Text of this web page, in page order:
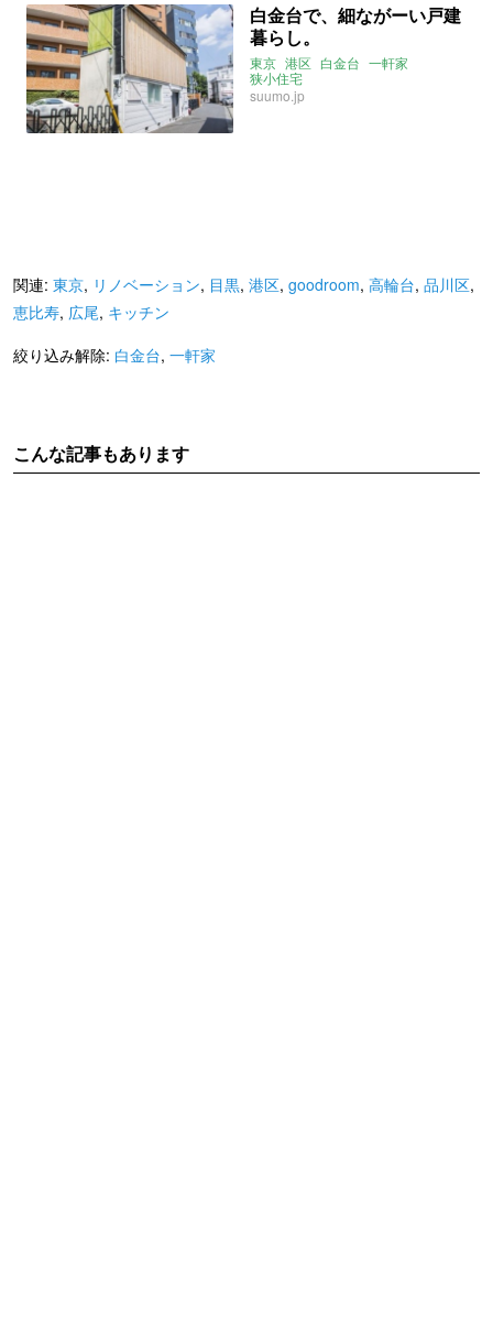
白金台で、細ながーい戸建
暮らし。
東京 港区 白金台 一軒家
狭小住宅
suumo.jp
関連: 東京, リノベーション, 目黒, 港区, goodroom, 高輪台, 品川区,
恵比寿, 広尾, キッチン
絞り込み解除: 白金台, 一軒家
こんな記事もあります